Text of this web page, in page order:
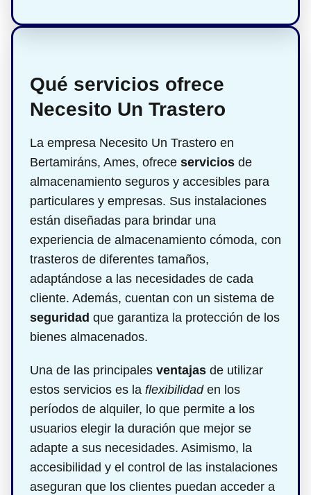
Qué servicios ofrece
Necesito Un Trastero
La empresa Necesito Un Trastero en
Bertamiráns, Ames, ofrece servicios de
almacenamiento seguros y accesibles para
particulares y empresas. Sus instalaciones
están diseñadas para brindar una
experiencia de almacenamiento cómoda, con
trasteros de diferentes tamaños,
adaptándose a las necesidades de cada
cliente. Además, cuentan con un sistema de
seguridad que garantiza la protección de los
bienes almacenados.
Una de las principales ventajas de utilizar
estos servicios es la flexibilidaden los
períodos de alquiler, lo que permite a los
usuarios elegir la duración que mejor se
adapte a sus necesidades. Asimismo, la
accesibilidad y el control de las instalaciones
aseguran que los clientes puedan acceder a